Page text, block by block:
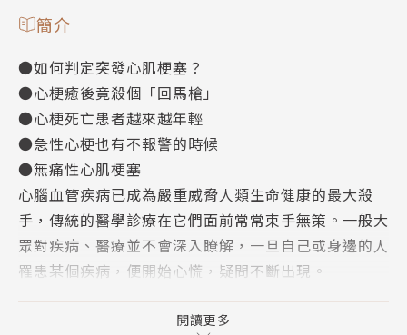
簡介
●如何判定突發心肌梗塞？
●心梗癒後竟殺個「回馬槍」
●心梗死亡患者越來越年輕
●急性心梗也有不報警的時候
●無痛性心肌梗塞
心腦血管疾病已成為嚴重威脅人類生命健康的最大殺
手，傳統的醫學診療在它們面前常常束手無策。一般大
眾對疾病、醫療並不會深入瞭解，一旦自己或身邊的人
罹患某個疾病，便開始心慌，疑問不斷出現。
題形式編著成書，書中內容力求易懂，並以心肌梗塞四
閱讀更多